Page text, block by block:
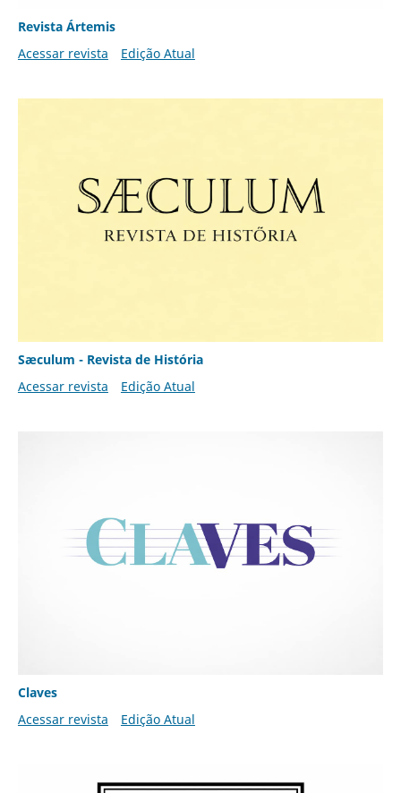
Revista Ártemis
Acessar revista
Edição Atual
Sæculum - Revista de História
Acessar revista
Edição Atual
Claves
Acessar revista
Edição Atual